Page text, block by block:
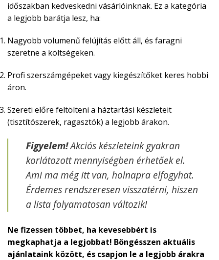
időszakban kedveskedni vásárlóinknak. Ez a kategória
a legjobb barátja lesz, ha:
Nagyobb volumenű felújítás előtt áll, és faragni
szeretne a költségeken.
Profi szerszámgépeket vagy kiegészítőket keres hobbi
áron.
Szereti előre feltölteni a háztartási készleteit
(tisztítószerek, ragasztók) a legjobb árakon.
Figyelem!Akciós készleteink gyakran
korlátozott mennyiségben érhetőek el.
Ami ma még itt van, holnapra elfogyhat.
Érdemes rendszeresen visszatérni, hiszen
a lista folyamatosan változik!
Ne fizessen többet, ha kevesebbért is
megkaphatja a legjobbat! Böngésszen aktuális
ajánlataink között, és csapjon le a legjobb árakra